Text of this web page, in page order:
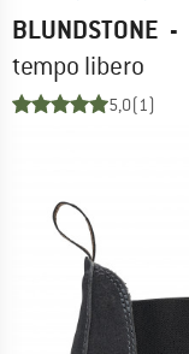
BLUNDSTONE -
tempo libero
5,0(1)